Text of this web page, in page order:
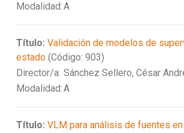
Modalidad:A
Título: Validación de modelos de
estado (Código: 903)
Director/a: Sánchez Sellero, César
Modalidad:A
Título: VLM para análisis de fuentes